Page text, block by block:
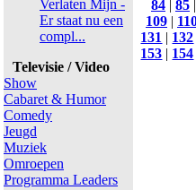
Verlaten Mijn -
Er staat nu een
compl...
Televisie / Video
Show
Cabaret & Humor
Comedy
Jeugd
Muziek
Omroepen
Programma Leaders
84 | 85 |
109 |
131 | 132
153 | 154